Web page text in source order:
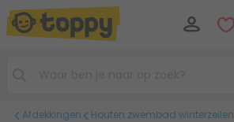
Afdekkingen Houten zwembad winterzeilen